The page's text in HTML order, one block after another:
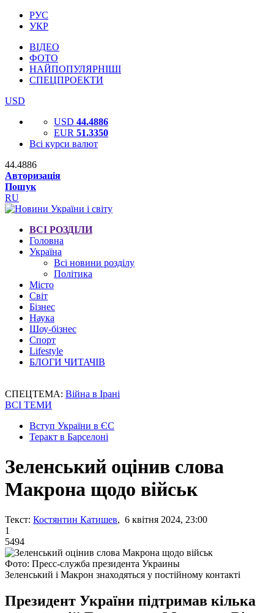
РУС
УКР
ВІДЕО
ФОТО
НАЙПОПУЛЯРНІШІ
СПЕЦПРОЕКТИ
USD
USD 44.4886
EUR 51.3350
Всі курси валют
44.4886
Авторизація
Пошук
RU
ВСІ РОЗДІЛИ
Головна
Україна
Всі новини розділу
Політика
Місто
Світ
Бізнес
Наука
Шоу-бізнес
Спорт
Lifestyle
БЛОГИ ЧИТАЧІВ
СПЕЦТЕМА: Війна в Ірані
ВСІ ТЕМИ
Вступ України в ЄС
Теракт в Барселоні
Зеленський оцінив слова
Макрона щодо військ
Текст: Костянтин Катишев, 6 квітня 2024, 23:00
1
5494
Фото: Пресс-служба президента Украины
Зеленський і Макрон знаходяться у постійному контакті
Президент України підтримав кілька